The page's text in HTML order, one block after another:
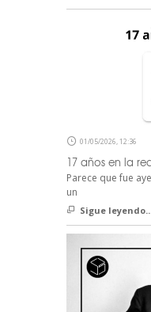
01/05/2026, 12:36
17 años en la
Parece que fue
un
Sigue